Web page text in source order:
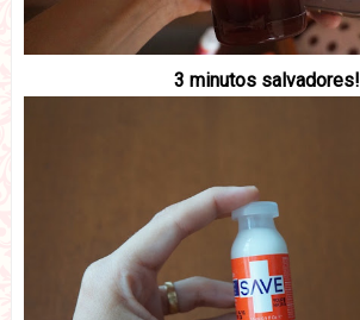
3 minutos salvadores!